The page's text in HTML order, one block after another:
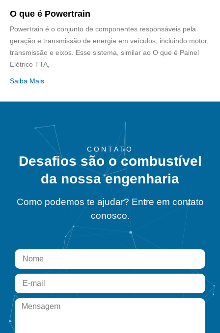
O que é Powertrain
Powertrain é o conjunto de componentes responsáveis pela
geração e transmissão de energia em veículos, incluindo motor,
transmissão e eixos. Esse sistema, similar ao O que é Painel
Elétrico TTA,
Saiba Mais
CONTATO
Desafios são o combustível
da nossa engenharia
Como podemos te ajudar? Entre em contato
conosco.